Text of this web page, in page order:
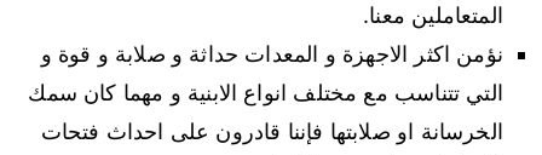
المتعاملين معنا.
نؤمن اكثر الاجهزة و المعدات حداثة و صلابة و قوة و
التي تتناسب مع مختلف انواع الابنية و مهما كان سمك
الخرسانة او صلابتها فإننا قادرون على احداث فتحات